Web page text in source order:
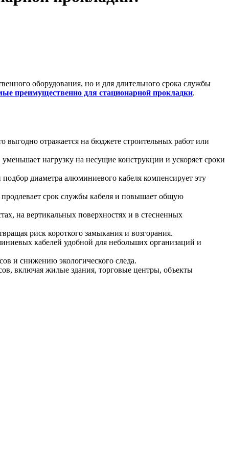
оборудования, но и для длительного срока службы
преимущественно для стационарной прокладки.
отражается на бюджете строительных работ или
нагрузку на несущие конструкции и ускоряет сроки
диаметра алюминиевого кабеля компенсирует эту
срок службы кабеля и повышает общую
на вертикальных поверхностях и в стесненных
риск короткого замыкания и возгорания.
кабелей удобной для небольших организаций и
и снижению экологического следа.
включая жилые здания, торговые центры, объекты